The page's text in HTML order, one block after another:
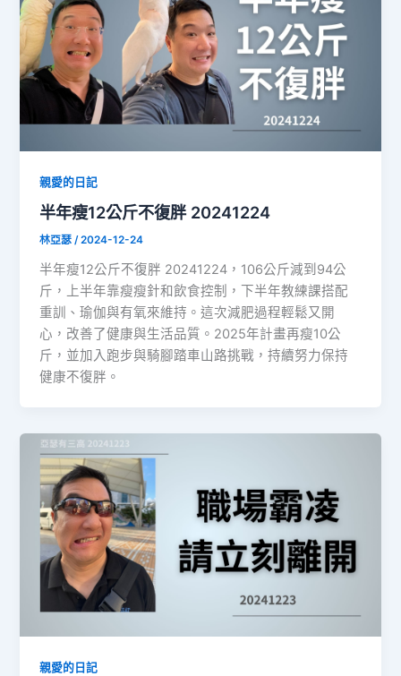
親愛的日記
半年瘦12公斤不復胖 20241224
林亞瑟/2024-12-24
半年瘦12公斤不復胖 20241224，106公斤減到94公
斤，上半年靠瘦瘦針和飲食控制，下半年教練課搭配
重訓、瑜伽與有氧來維持。這次減肥過程輕鬆又開
心，改善了健康與生活品質。2025年計畫再瘦10公
斤，並加入跑步與騎腳踏車山路挑戰，持續努力保持
健康不復胖。
親愛的日記